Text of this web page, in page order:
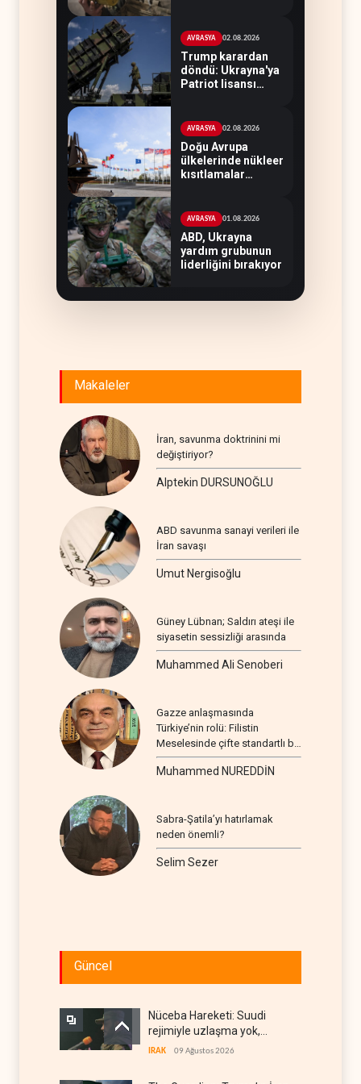
AVRASYA 02.08.2026
Trump karardan
döndü: Ukrayna'ya
Patriot lisansı
AVRASYA 02.08.2026
Doğu Avrupa
ülkelerinde nükleer
kısıtlamalar
AVRASYA 01.08.2026
ABD, Ukrayna
yardım grubunun
liderliğini bırakıyor
Makaleler
İran, savunma doktrinini mi
değiştiriyor?
Alptekin DURSUNOĞLU
ABD savunma sanayi verileri ile
İran savaşı
Umut Nergisoğlu
Güney Lübnan; Saldırı ateşi ile
siyasetin sessizliği arasında
Muhammed Ali Senoberi
Gazze anlaşmasında
Türkiye’nin rolü: Filistin
Meselesinde çifte standartlı bir
seyir
Muhammed NUREDDİN
Sabra-Şatila’yı hatırlamak
neden önemli?
Selim Sezer
Güncel
Nüceba Hareketi: Suudi
rejimiyle uzlaşma yok,
misilleme var
IRAK 09 Ağustos 2026